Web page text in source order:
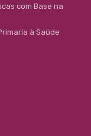
com Base na
à Saúde